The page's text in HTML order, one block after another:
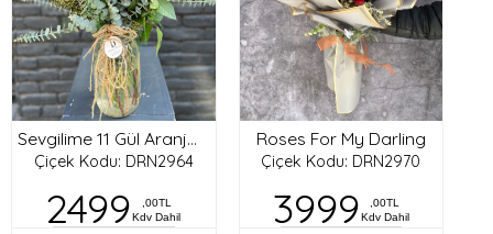
Sevgilime 11 Gül Aranjman
Çiçek Kodu: DRN2964
2499
,00TL
Kdv Dahil
Roses For My Darling
Çiçek Kodu: DRN2970
3999
,00TL
Kdv Dahil